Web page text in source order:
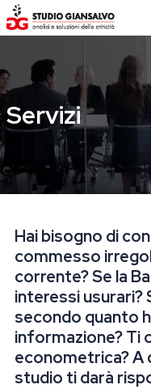
Salta al contenuto
Servizi
Hai bisogno di
commesso
corrente? Se la
interessi usurari?
secondo quanto
informazione? Ti
econometrica? A
studio ti darà